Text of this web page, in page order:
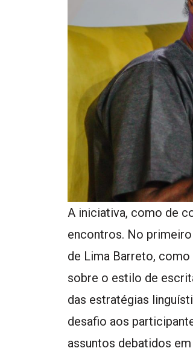
A iniciativa, como de
encontros. No
de Lima Barreto, como
sobre o estilo de
das estratégias
desafio aos
assuntos debatidos